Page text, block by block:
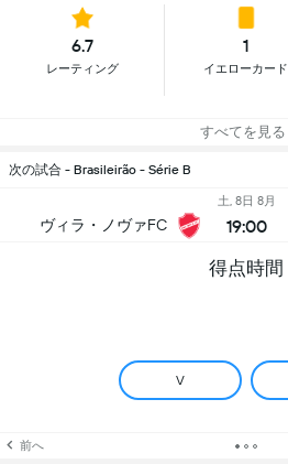
6.7
レーティング
1
イエローカード
すべてを見る
次の試合 - Brasileirão - Série B
ヴィラ・ノヴァFC
土, 8日 8月
19:00
得点時間
V
前へ